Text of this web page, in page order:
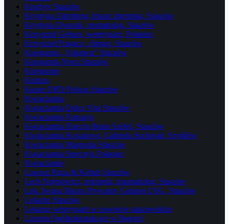
Kredyty Staszów
Krystyna Altenberg, lekarz internista, Staszów
Krystyna Dworak, reumatolog, Staszów
Krzysztof Gębura, weterynarz, Połaniec
Krzysztof Pragacz, chirurg, Staszów
Księgarnia „Volumen” Staszów
Księgarnia Nova Staszów
Księgarnie
Kultura
Kurier DPD Pickup Staszów
Kwiaciarnia
Kwiaciarnia Dolce Vita Staszów
Kwiaciarnia Fantazja
Kwiaciarnia Finezja Beata Szeleś, Staszów
Kwiaciarnia Kwiatowo, Gabriela Suchojad, Szydłów
Kwiaciarnia Magnolia Staszów
Kwiaciarnia Storczyk Połaniec
Kwiaciarnie
Lawasz Pizza & Kebab Staszów
Lech Najmowicz, ortopeda, traumatolog, Staszów
Lek. Iwona Sikora Prywatny Gabinet USG, Staszów
Lekarze Staszów
Lekarze weterynarii w powiecie staszowskim
Liceum Ogólnokształcące w Bogorii